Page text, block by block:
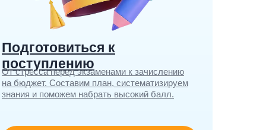
Подготовиться к
поступлению
От стресса перед экзаменами к зачислению
на бюджет. Составим план, систематизируем
знания и поможем набрать высокий балл.